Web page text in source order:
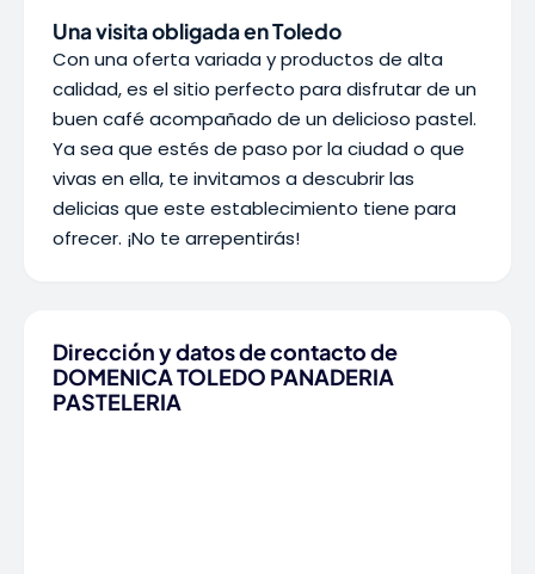
Una visita obligada en Toledo
Con una oferta variada y productos de alta
calidad, es el sitio perfecto para disfrutar de un
buen café acompañado de un delicioso pastel.
Ya sea que estés de paso por la ciudad o que
vivas en ella, te invitamos a descubrir las
delicias que este establecimiento tiene para
ofrecer. ¡No te arrepentirás!
Dirección y datos de contacto de
DOMENICA TOLEDO PANADERIA
PASTELERIA